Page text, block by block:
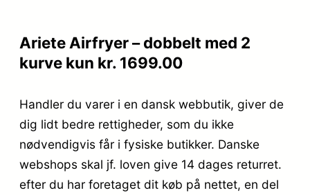
Ariete Airfryer – dobbelt med 2
kurve kun kr. 1699.00
Handler du varer i en dansk webbutik, giver de
dig lidt bedre rettigheder, som du ikke
nødvendigvis får i fysiske butikker. Danske
webshops skal jf. loven give 14 dages returret.
efter du har foretaget dit køb på nettet, en del